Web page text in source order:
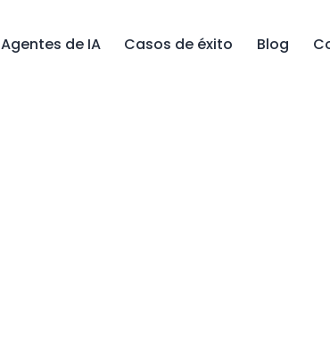
Agentes de IA Casos de éxito Blog